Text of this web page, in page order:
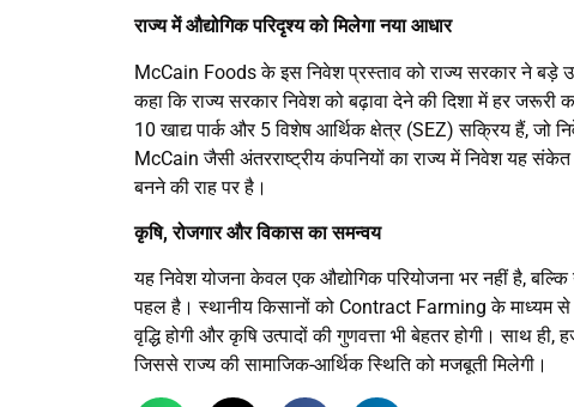
राज्य में औद्योगिक परिदृश्य को मिलेगा नया आधार
McCain Foods के इस निवेश प्रस्ताव को राज्य सरकार ने बड़े
कहा कि राज्य सरकार निवेश को बढ़ावा देने की दिशा में हर
10 खाद्य पार्क और 5 विशेष आर्थिक क्षेत्र (SEZ) सक्रिय हैं,
McCain जैसी अंतरराष्ट्रीय कंपनियों का राज्य में निवेश यह
बनने की राह पर है।
कृषि, रोजगार और विकास का समन्वय
यह निवेश योजना केवल एक औद्योगिक परियोजना भर नहीं है,
पहल है। स्थानीय किसानों को Contract Farming के माध्यम
वृद्धि होगी और कृषि उत्पादों की गुणवत्ता भी बेहतर होगी। साथ
जिससे राज्य की सामाजिक-आर्थिक स्थिति को मजबूती मिलेगी।